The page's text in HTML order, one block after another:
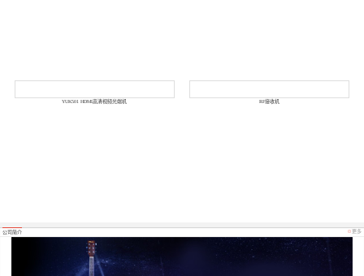
YUK501 HDMI高清视频光端机 RF接收机
公司简介 更多